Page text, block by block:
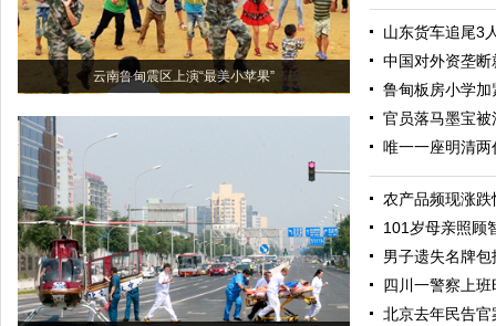
云南鲁甸震区上演“最美小苹果”
山东货车追尾3
中国对外资垄断
鲁甸板房小学
官员落马墨宝
唯一一座明清两
农产品频现涨
101岁母亲照顾
男子遗失名牌
四川一警察上
北京去年民告